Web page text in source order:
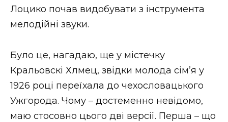
Лоцико почав видобувати з інструмента
мелодійні звуки.
Було це, нагадаю, ще у містечку
Кральовскі Хлмец, звідки молода сім’я у
1926 році переїхала до чехословацького
Ужгорода. Чому – достеменно невідомо,
маю стосовно цього дві версії. Перша – що